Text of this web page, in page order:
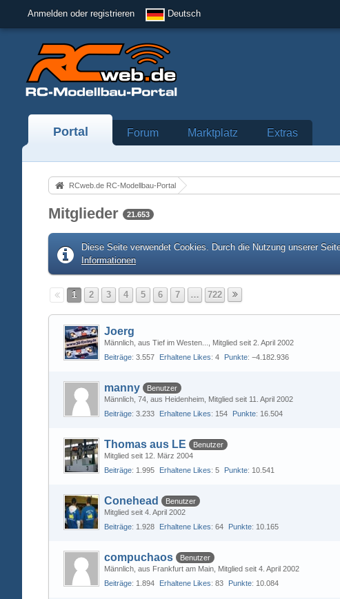
Anmelden oder registrieren Deutsch
Portal Forum Marktplatz Extras
RCweb.de RC-Modellbau-Portal
Mitglieder 21.653
Diese Seite verwendet Cookies. Durch die Nutzung unserer
Informationen
1 2 3 4 5 6 7 … 722
Joerg
Männlich aus Tief im Westen...
Mitglied seit 2. April 2002
Beiträge 3.557 Erhaltene Likes 4 Punkte −4.182.936
manny
Benutzer
Männlich 74 aus Heidenheim Mitglied seit 11. April 2002
Beiträge 3.233 Erhaltene Likes 154 Punkte 16.504
Thomas aus LE
Benutzer
Mitglied seit 12. März 2004
Beiträge 1.995 Erhaltene Likes 5 Punkte 10.541
Conehead
Benutzer
Mitglied seit 4. April 2002
Beiträge 1.928 Erhaltene Likes 64 Punkte 10.165
compuchaos
Benutzer
Männlich aus Frankfurt am Main Mitglied seit 4. April 2002
Beiträge 1.894 Erhaltene Likes 83 Punkte 10.084